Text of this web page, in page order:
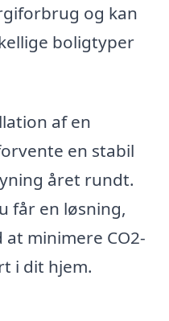
og kan
boligtyper
af en
en stabil
året rundt.
får en løsning,
minimere CO2-
i dit hjem.